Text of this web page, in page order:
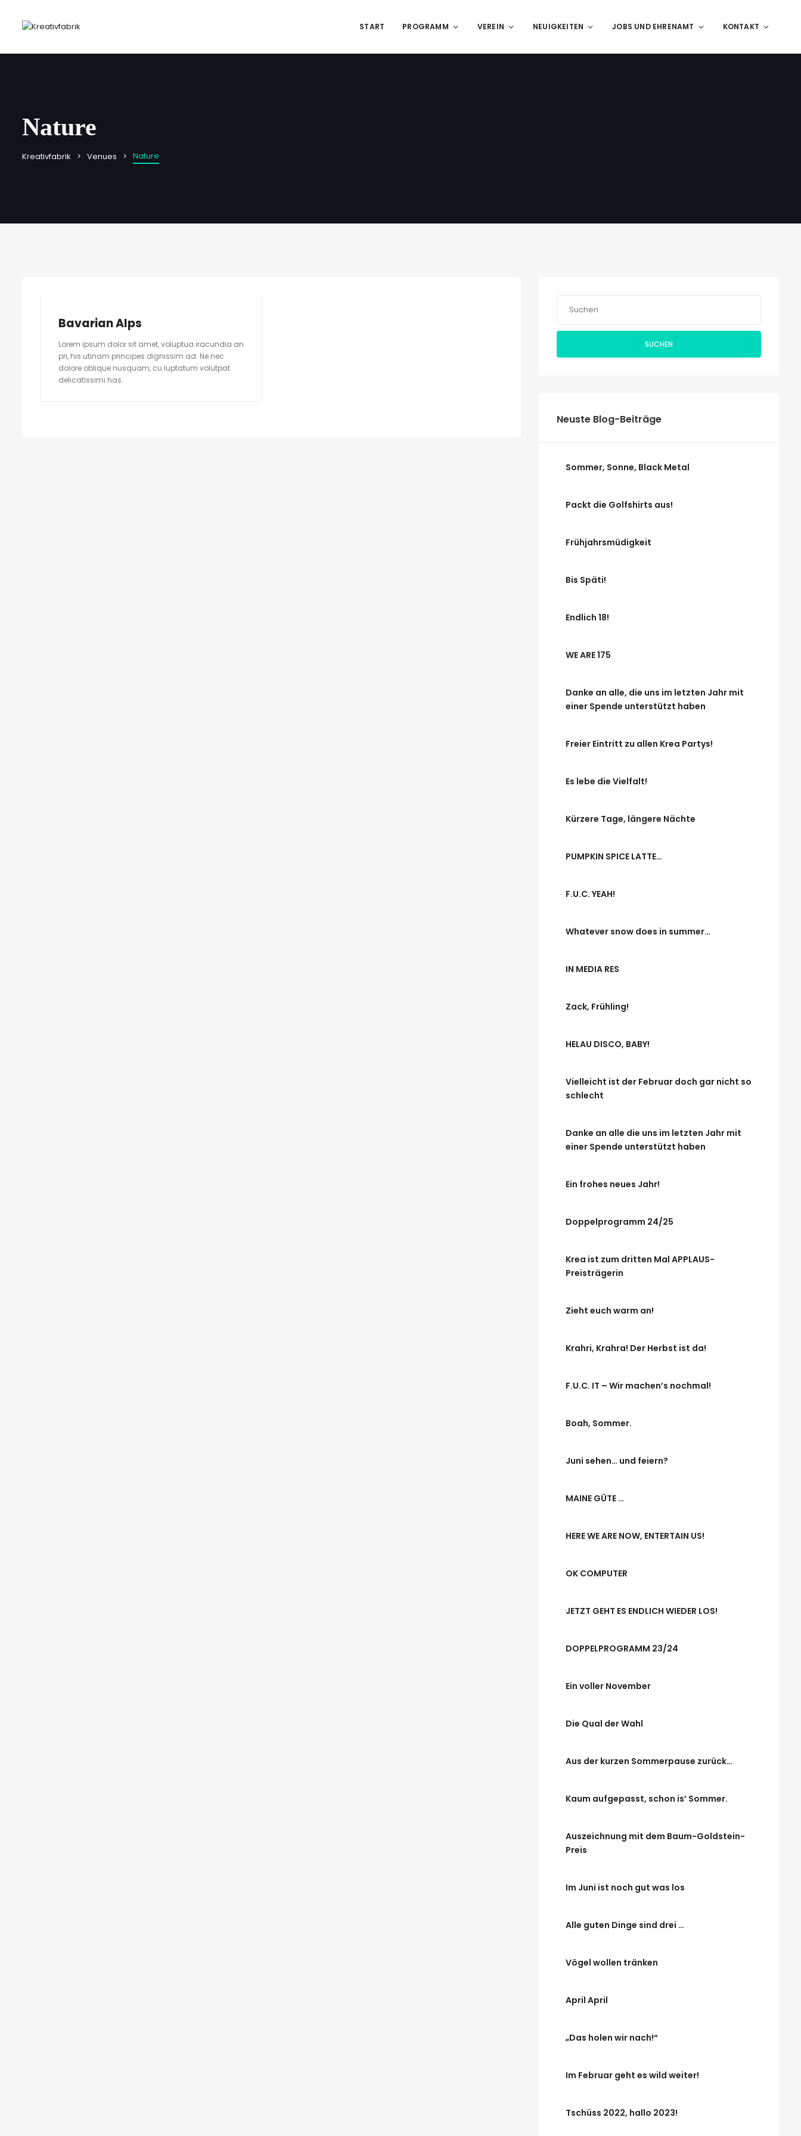
START PROGRAMM VEREIN NEUIGKEITEN JOBS UND EHRENAMT KONTAKT
Nature
Kreativfabrik Venues Nature
Bavarian Alps
Lorem ipsum dolor sit amet, voluptua iracundia an
pri, his utinam principes dignissim ad. Ne nec
dolore oblique nusquam, cu luptatum volutpat
delicatissimi has.
SUCHEN
Neuste Blog-Beiträge
Sommer, Sonne, Black Metal
Packt die Golfshirts aus!
Frühjahrsmüdigkeit
Bis Späti!
Endlich 18!
WE ARE 175
Danke an alle, die uns im letzten Jahr mit
einer Spende unterstützt haben
Freier Eintritt zu allen Krea Partys!
Es lebe die Vielfalt!
Kürzere Tage, längere Nächte
PUMPKIN SPICE LATTE…
F.U.C. YEAH!
Whatever snow does in summer…
IN MEDIA RES
Zack, Frühling!
HELAU DISCO, BABY!
Vielleicht ist der Februar doch gar nicht so
schlecht
Danke an alle die uns im letzten Jahr mit
einer Spende unterstützt haben
Ein frohes neues Jahr!
Doppelprogramm 24/25
Krea ist zum dritten Mal APPLAUS-
Preisträgerin
Zieht euch warm an!
Krahri, Krahra! Der Herbst ist da!
F.U.C. IT – Wir machen’s nochmal!
Boah, Sommer.
Juni sehen… und feiern?
MAINE GÜTE …
HERE WE ARE NOW, ENTERTAIN US!
OK COMPUTER
JETZT GEHT ES ENDLICH WIEDER LOS!
DOPPELPROGRAMM 23/24
Ein voller November
Die Qual der Wahl
Aus der kurzen Sommerpause zurück…
Kaum aufgepasst, schon is’ Sommer.
Auszeichnung mit dem Baum-Goldstein-
Preis
Im Juni ist noch gut was los
Alle guten Dinge sind drei …
Vögel wollen tränken
April April
„Das holen wir nach!“
Im Februar geht es wild weiter!
Tschüss 2022, hallo 2023!